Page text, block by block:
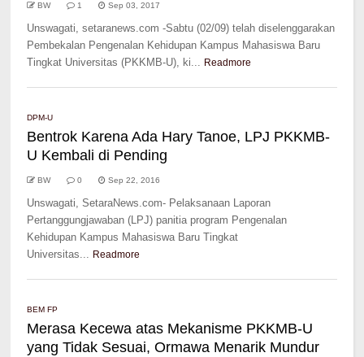
BW 1 Sep 03, 2017
Unswagati, setaranews.com -Sabtu (02/09) telah diselenggarakan
Pembekalan Pengenalan Kehidupan Kampus Mahasiswa Baru
Tingkat Universitas (PKKMB-U), ki... Readmore
DPM-U
Bentrok Karena Ada Hary Tanoe, LPJ PKKMB-
U Kembali di Pending
BW 0 Sep 22, 2016
Unswagati, SetaraNews.com- Pelaksanaan Laporan
Pertanggungjawaban (LPJ) panitia program Pengenalan
Kehidupan Kampus Mahasiswa Baru Tingkat
Universitas... Readmore
BEM FP
Merasa Kecewa atas Mekanisme PKKMB-U
yang Tidak Sesuai, Ormawa Menarik Mundur